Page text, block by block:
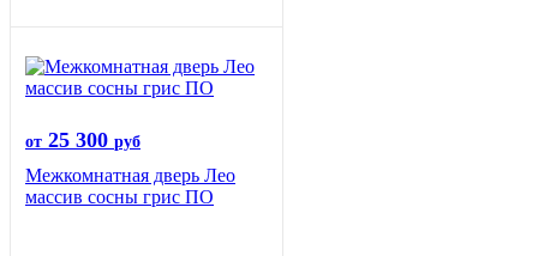
от 25 300 руб
Межкомнатная дверь Лео
массив сосны грис ПО